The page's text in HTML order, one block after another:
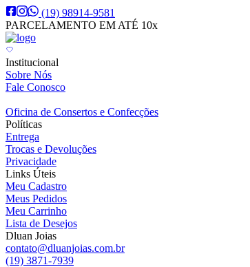
(19) 98914-9581
PARCELAMENTO EM ATÉ 10x
Institucional
Sobre Nós
Fale Conosco
Oficina de Consertos e Confecções
Políticas
Entrega
Trocas e Devoluções
Privacidade
Links Úteis
Meu Cadastro
Meus Pedidos
Meu Carrinho
Lista de Desejos
Dluan Joias
contato@dluanjoias.com.br
(19) 3871-7939